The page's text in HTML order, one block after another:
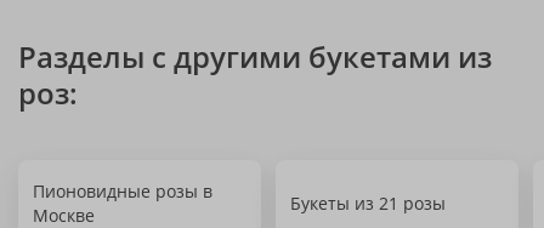
Разделы с другими букетами из
роз:
Пионовидные розы в
Москве
Букеты из 21 розы